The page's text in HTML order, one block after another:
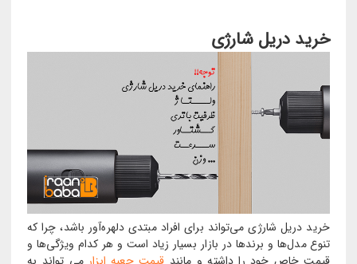
خرید دریل شارژی
خرید دریل شارژی می‌تواند برای افراد مبتدی دلهره‌آور باشد، چرا که
تنوع مدل‌ها و برندها در بازار بسیار زیاد است و هر کدام ویژگی‌ها و
قیمت خاص خود را داشته و مانند قیمت جعبه ابزار می تواند به